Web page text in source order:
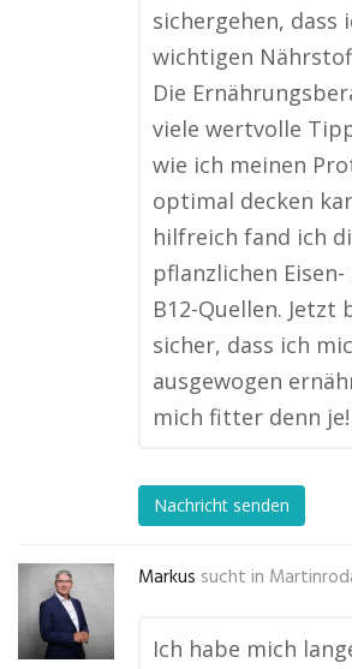
sichergehen, dass
wichtigen
Die
viele wertvolle
wie ich meinen
optimal decken
hilfreich fand ich
pflanzlichen
B12-Quellen. Jetzt
sicher, dass ich
ausgewogen
mich fitter denn je!
Nachricht senden
Markus sucht in
Ich habe mich